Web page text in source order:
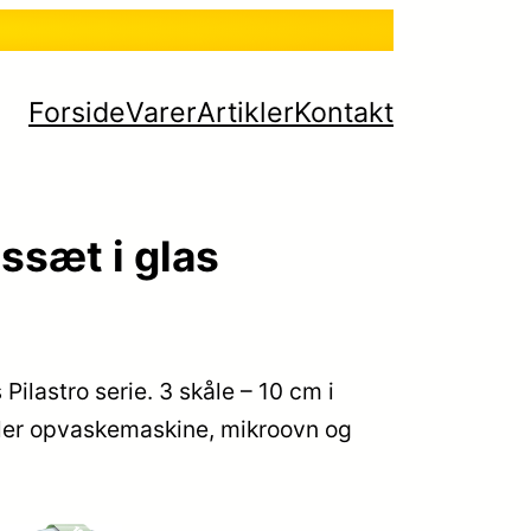
ForsideVarerArtiklerKontakt
i glas
serie. 3 skåle – 10 cm i
opvaskemaskine, mikroovn og